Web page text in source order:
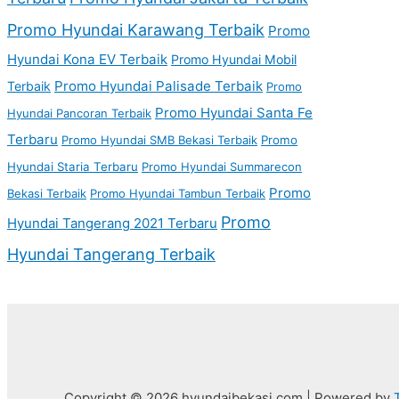
Promo Hyundai Karawang Terbaik Promo
Hyundai Kona EV Terbaik Promo Hyundai Mobil
Terbaik Promo Hyundai Palisade Terbaik Promo
Hyundai Pancoran Terbaik Promo Hyundai Santa Fe
Terbaru Promo Hyundai SMB Bekasi Terbaik Promo
Hyundai Staria Terbaru Promo Hyundai Summarecon
Bekasi Terbaik Promo Hyundai Tambun Terbaik Promo
Hyundai Tangerang 2021 Terbaru Promo
Hyundai Tangerang Terbaik